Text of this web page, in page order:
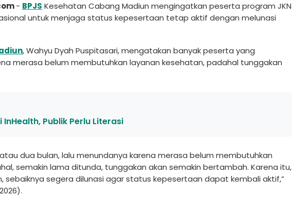
- BPJS Kesehatan Cabang Madiun mengingatkan peserta program JKN
untuk menjaga status kepesertaan tetap aktif dengan melunasi
, Wahyu Dyah Puspitasari, mengatakan banyak peserta yang
merasa belum membutuhkan layanan kesehatan, padahal tunggakan
InHealth, Publik Perlu Literasi
dua bulan, lalu menundanya karena merasa belum membutuhkan
semakin lama ditunda, tunggakan akan semakin bertambah. Karena itu,
segera dilunasi agar status kepesertaan dapat kembali aktif,”